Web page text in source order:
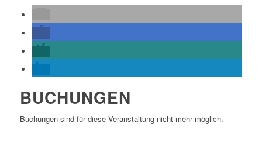
BUCHUNGEN
Buchungen sind für diese Veranstaltung nicht mehr möglich.